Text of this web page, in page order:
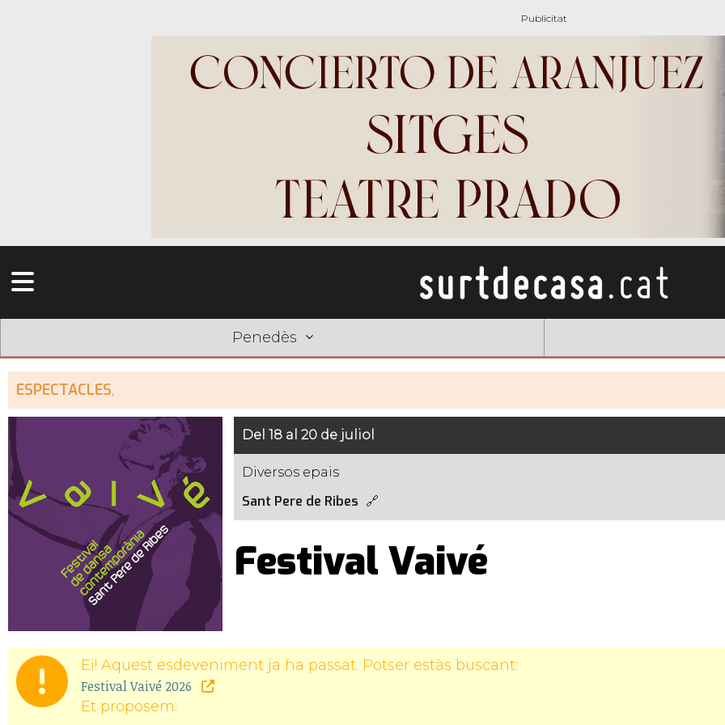
Penedès
ESPECTACLES,
Del 18 al 20 de juliol
Diversos epais
Sant Pere de Ribes
Festival Vaivé
Ei! Aquest esdeveniment ja ha passat. Potser estàs buscant:
Festival Vaivé 2026
Et proposem: